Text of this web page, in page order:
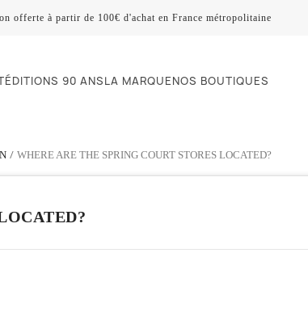
offerte à partir de 100€ d'achat en France métropolitaine
ÉDITIONS 90 ANSLA MARQUENOS BOUTIQUES
WHERE ARE THE SPRING COURT STORES LOCATED?